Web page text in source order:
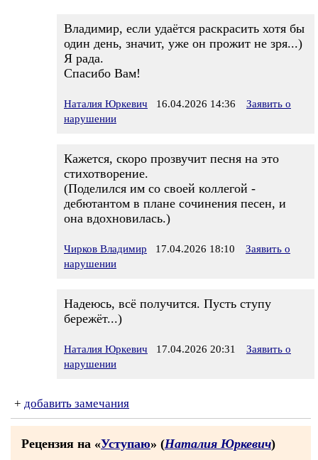
Владимир, если удаётся раскрасить хотя бы
один день, значит, уже он прожит не зря...)
Я рада.
Спасибо Вам!
Наталия Юркевич 16.04.2026 14:36
Заявить о
нарушении
Кажется, скоро прозвучит песня на это
стихотворение.
(Поделился им со своей коллегой -
дебютантом в плане сочинения песен, и
она вдохновилась.)
Чирков Владимир 17.04.2026 18:10
Заявить о
нарушении
Надеюсь, всё получится. Пусть ступу
бережёт...)
Наталия Юркевич 17.04.2026 20:31
Заявить о
нарушении
+ добавить замечания
Рецензия на «Уступаю» (Наталия Юркевич)